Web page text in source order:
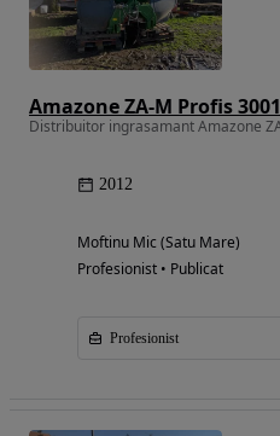
Amazone ZA-M Profis 3001
2012
Moftinu Mic (Satu Mare)
Profesionist • Publicat
Profesionist